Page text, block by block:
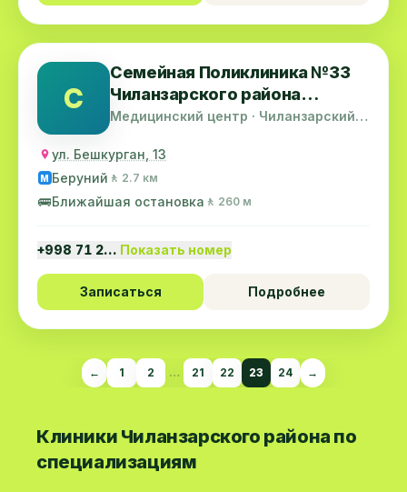
С
Семейная Поликлиника №33
Чиланзарского района
(Бешқўрғон филиал)
Медицинский центр · Чиланзарский
ул. Бешкурган, 13
M Беруний 🚶 2.7 км
🚌Ближайшая остановка 🚶 260 м
+998 71 2… Показать номер
Записаться Подробнее
← 1 2 … 21 22 23 24 →
Клиники Чиланзарского района по
специализациям